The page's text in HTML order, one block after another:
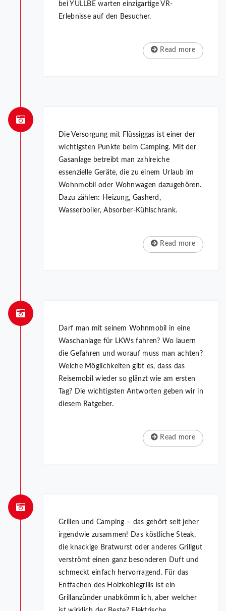
bei YULLBE warten einzigartige VR-
Erlebnisse auf den Besucher.
Read more
Die Versorgung mit Flüssiggas ist einer der
wichtigsten Punkte beim Camping. Mit der
Gasanlage betreibt man zahlreiche
essenzielle Geräte, die zu einem Urlaub im
Wohnmobil oder Wohnwagen dazugehören.
Dazu zählen: Heizung, Gasherd,
Wasserboiler, Absorber-Kühlschrank.
Read more
Darf man mit seinem Wohnmobil in eine
Waschanlage für LKWs fahren? Wo lauern
die Gefahren und worauf muss man achten?
Welche Möglichkeiten gibt es, dass das
Reisemobil wieder so glänzt wie am ersten
Tag? Die wichtigsten Antworten geben wir in
diesem Ratgeber.
Read more
Grillen und Camping – das gehört seit jeher
irgendwie zusammen! Das köstliche Steak,
die knackige Bratwurst oder anderes Grillgut
verströmt einen ganz besonderen Duft und
schmeckt einfach hervorragend. Für das
Entfachen des Holzkohlegrills ist ein
Grillanzünder unabkömmlich, aber welcher